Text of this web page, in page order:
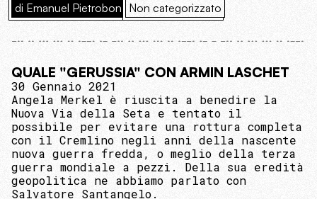
di Emanuel Pietrobon Non categorizzato
QUALE "GERUSSIA" CON ARMIN LASCHET
30 Gennaio 2021
Angela Merkel è riuscita a benedire la
Nuova Via della Seta e tentato il
possibile per evitare una rottura completa
con il Cremlino negli anni della nascente
nuova guerra fredda, o meglio della terza
guerra mondiale a pezzi. Della sua eredità
geopolitica ne abbiamo parlato con
Salvatore Santangelo.